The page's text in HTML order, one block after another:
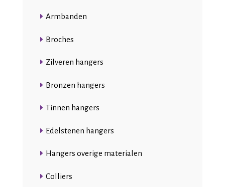
Armbanden
Broches
Zilveren hangers
Bronzen hangers
Tinnen hangers
Edelstenen hangers
Hangers overige materialen
Colliers